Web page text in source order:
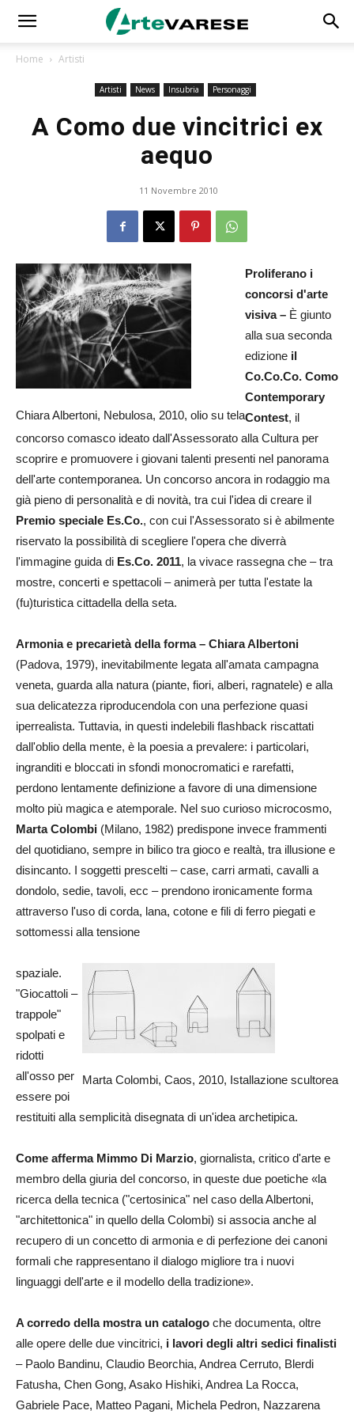
Home Artisti
Artisti News Insubria Personaggi
A Como due vincitrici ex
aequo
11 Novembre 2010
Chiara Albertoni, Nebulosa, 2010, olio su tela
Proliferano i
concorsi d'arte
visiva – È giunto
alla sua seconda
edizione il
Co.Co.Co. Como
Contemporary
Contest, il
concorso comasco ideato dall'Assessorato alla Cultura per
scoprire e promuovere i giovani talenti presenti nel panorama
dell'arte contemporanea. Un concorso ancora in rodaggio ma
già pieno di personalità e di novità, tra cui l'idea di creare il
Premio speciale Es.Co., con cui l'Assessorato si è abilmente
riservato la possibilità di scegliere l'opera che diverrà
l'immagine guida di Es.Co. 2011, la vivace rassegna che – tra
mostre, concerti e spettacoli – animerà per tutta l'estate la
(fu)turistica cittadella della seta.
Armonia e precarietà della forma – Chiara Albertoni
(Padova, 1979), inevitabilmente legata all'amata campagna
veneta, guarda alla natura (piante, fiori, alberi, ragnatele) e alla
sua delicatezza riproducendola con una perfezione quasi
iperrealista. Tuttavia, in questi indelebili flashback riscattati
dall'oblio della mente, è la poesia a prevalere: i particolari,
ingranditi e bloccati in sfondi monocromatici e rarefatti,
perdono lentamente definizione a favore di una dimensione
molto più magica e atemporale. Nel suo curioso microcosmo,
Marta Colombi (Milano, 1982) predispone invece frammenti
del quotidiano, sempre in bilico tra gioco e realtà, tra illusione e
disincanto. I soggetti prescelti – case, carri armati, cavalli a
dondolo, sedie, tavoli, ecc – prendono ironicamente forma
attraverso l'uso di corda, lana, cotone e fili di ferro piegati e
sottomessi alla tensione
Marta Colombi, Caos, 2010, Istallazione scultorea
spaziale.
"Giocattoli –
trappole"
spolpati e
ridotti
all'osso per
essere poi
restituiti alla semplicità disegnata di un'idea archetipica.
Come afferma Mimmo Di Marzio, giornalista, critico d'arte e
membro della giuria del concorso, in queste due poetiche «la
ricerca della tecnica ("certosinica" nel caso della Albertoni,
"architettonica" in quello della Colombi) si associa anche al
recupero di un concetto di armonia e di perfezione dei canoni
formali che rappresentano il dialogo migliore tra i nuovi
linguaggi dell'arte e il modello della tradizione».
A corredo della mostra un catalogo che documenta, oltre
alle opere delle due vincitrici, i lavori degli altri sedici finalisti
– Paolo Bandinu, Claudio Beorchia, Andrea Cerruto, Blerdi
Fatusha, Chen Gong, Asako Hishiki, Andrea La Rocca,
Gabriele Pace, Matteo Pagani, Michela Pedron, Nazzarena